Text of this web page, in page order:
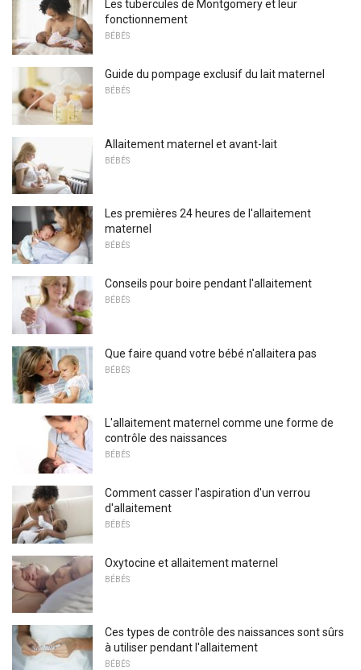
Les tubercules de Montgomery et leur
fonctionnement
BÉBÉS
Guide du pompage exclusif du lait maternel
BÉBÉS
Allaitement maternel et avant-lait
BÉBÉS
Les premières 24 heures de l'allaitement
maternel
BÉBÉS
Conseils pour boire pendant l'allaitement
BÉBÉS
Que faire quand votre bébé n'allaitera pas
BÉBÉS
L'allaitement maternel comme une forme de
contrôle des naissances
BÉBÉS
Comment casser l'aspiration d'un verrou
d'allaitement
BÉBÉS
Oxytocine et allaitement maternel
BÉBÉS
Ces types de contrôle des naissances sont sûrs
à utiliser pendant l'allaitement
BÉBÉS